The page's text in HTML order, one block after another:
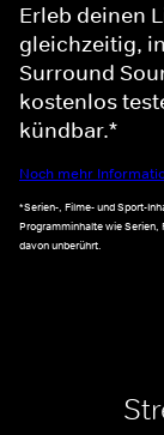
Erleb deinen
gleichzeitig,
Surround
kostenlos
kündbar.*
Noch mehr
*Serien-, Filme- und Sport-
Programminhalte wie Serien,
davon unberührt.